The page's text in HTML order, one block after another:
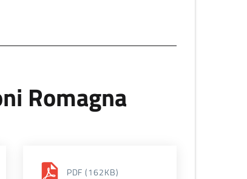
Romagna
PDF (162KB)